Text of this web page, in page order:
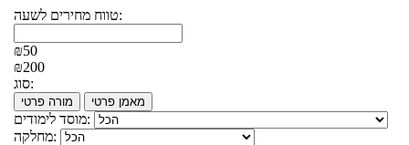
טווח מחירים לשעה:
₪50
₪200
סוג:
מורה פרטי מאמן פרטי
מוסד לימודים:
מחלקה: